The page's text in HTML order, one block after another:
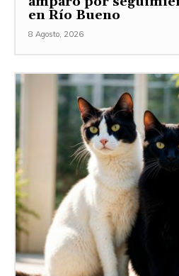
en Río Bueno
8 Agosto, 2026